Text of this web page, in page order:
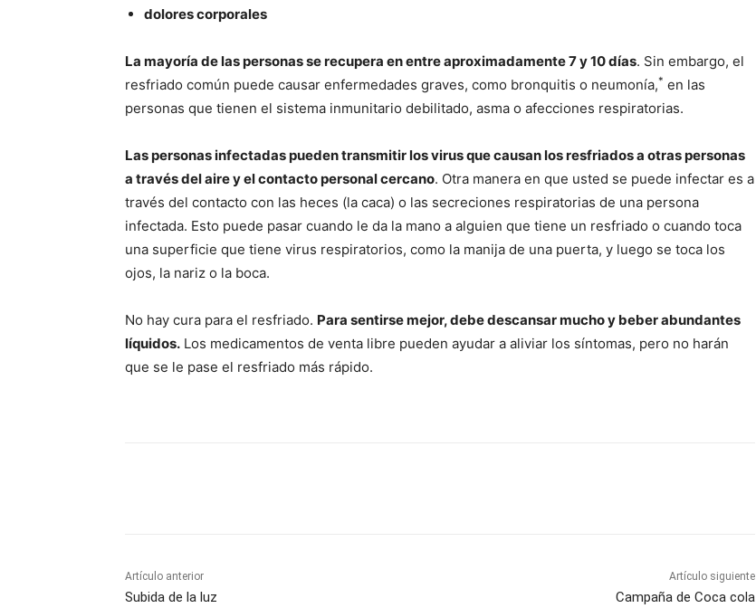
dolores corporales
La mayoría de las personas se recupera en entre aproximadamente 7 y 10 días. Sin embargo, el
resfriado común puede causar enfermedades graves, como bronquitis o neumonía,* en las
personas que tienen el sistema inmunitario debilitado, asma o afecciones respiratorias.
Las personas infectadas pueden transmitir los virus que causan los resfriados a otras personas
a través del aire y el contacto personal cercano. Otra manera en que usted se puede infectar es a
través del contacto con las heces (la caca) o las secreciones respiratorias de una persona
infectada. Esto puede pasar cuando le da la mano a alguien que tiene un resfriado o cuando toca
una superficie que tiene virus respiratorios, como la manija de una puerta, y luego se toca los
ojos, la nariz o la boca.
No hay cura para el resfriado. Para sentirse mejor, debe descansar mucho y beber abundantes
líquidos. Los medicamentos de venta libre pueden ayudar a aliviar los síntomas, pero no harán
que se le pase el resfriado más rápido.
Artículo anterior
Subida de la luz
Artículo siguiente
Campaña de Coca cola